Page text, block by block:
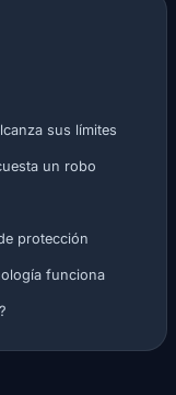
sus límites
un robo
protección
funciona